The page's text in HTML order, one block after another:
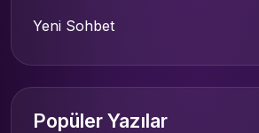
Yeni Sohbet
Popüler Yazılar